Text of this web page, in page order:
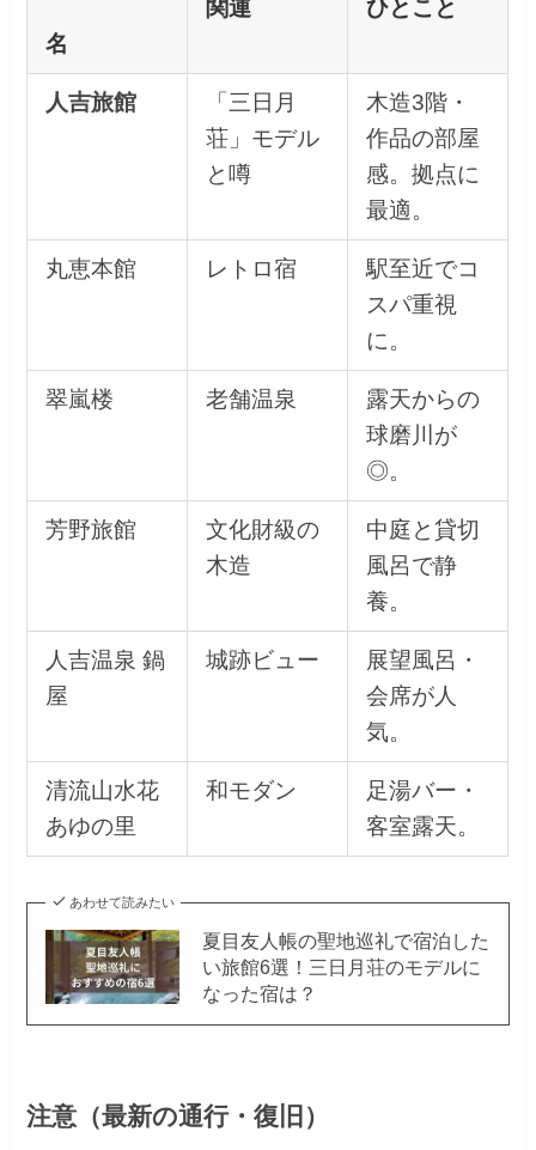
名
関連 ひとこと
人吉旅館
「三日月
荘」モデル
と噂
木造3階・
作品の部屋
感。拠点に
最適。
丸恵本館 レトロ宿
駅至近でコ
スパ重視
に。
翠嵐楼 老舗温泉
露天からの
球磨川が
◎。
芳野旅館
文化財級の
木造
中庭と貸切
風呂で静
養。
人吉温泉 鍋
屋
城跡ビュー
展望風呂・
会席が人
気。
清流山水花
あゆの里
和モダン
足湯バー・
客室露天。
あわせて読みたい
夏目友人帳の聖地巡礼で宿泊した
い旅館6選！三日月荘のモデルに
なった宿は？
注意（最新の通行・復旧）